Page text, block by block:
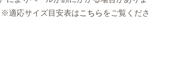
適応サイズ目安表はこちら をご覧くださ